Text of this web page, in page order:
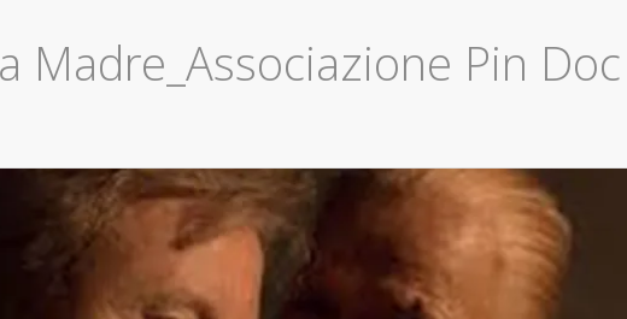
Madre_Associazione Pin Doc